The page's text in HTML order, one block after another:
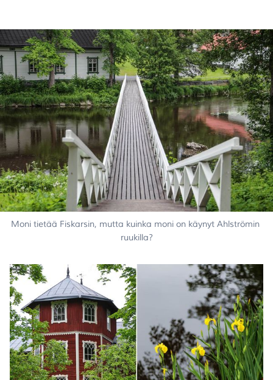
Moni tietää Fiskarsin, mutta kuinka moni on käynyt Ahlströmin
ruukilla?